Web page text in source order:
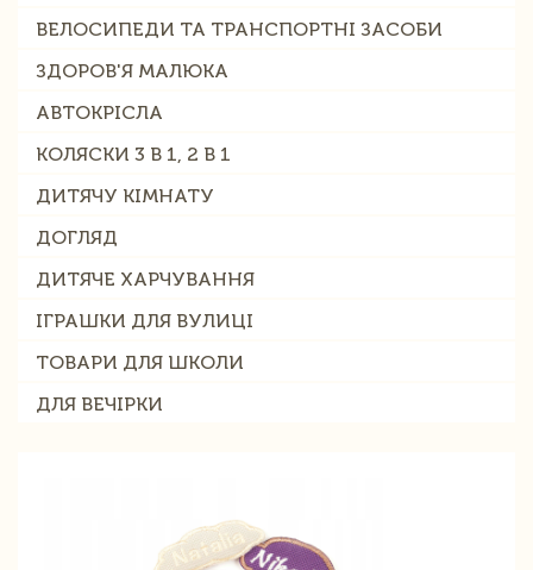
ВЕЛОСИПЕДИ ТА ТРАНСПОРТНІ ЗАСОБИ
ЗДОРОВ'Я МАЛЮКА
АВТОКРІСЛА
КОЛЯСКИ 3 В 1, 2 В 1
ДИТЯЧУ КІМНАТУ
ДОГЛЯД
ДИТЯЧЕ ХАРЧУВАННЯ
ІГРАШКИ ДЛЯ ВУЛИЦІ
ТОВАРИ ДЛЯ ШКОЛИ
ДЛЯ ВЕЧІРКИ